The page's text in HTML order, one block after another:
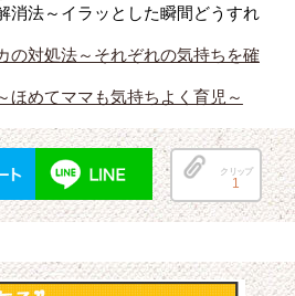
法～イラッとした瞬間どうすれ
対処法～それぞれの気持ちを確
めてママも気持ちよく育児～
クリップ
1